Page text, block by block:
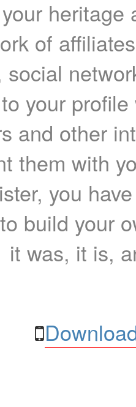
heritage
of
social
your
and other
them with
you
build your
it was, it is,